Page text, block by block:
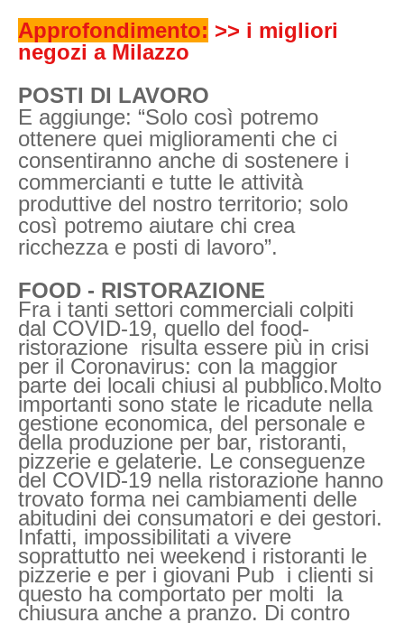
Approfondimento: >> i migliori
negozi a Milazzo
POSTI DI LAVORO
E aggiunge: “Solo così potremo
ottenere quei miglioramenti che ci
consentiranno anche di sostenere i
commercianti e tutte le attività
produttive del nostro territorio; solo
così potremo aiutare chi crea
ricchezza e posti di lavoro”.
FOOD - RISTORAZIONE
Fra i tanti settori commerciali colpiti
dal COVID-19, quello del food-
ristorazione risulta essere più in crisi
per il Coronavirus: con la maggior
parte dei locali chiusi al pubblico.Molto
importanti sono state le ricadute nella
gestione economica, del personale e
della produzione per bar, ristoranti,
pizzerie e gelaterie. Le conseguenze
del COVID-19 nella ristorazione hanno
trovato forma nei cambiamenti delle
abitudini dei consumatori e dei gestori.
Infatti, impossibilitati a vivere
soprattutto nei weekend i ristoranti le
pizzerie e per i giovani Pub i clienti si
questo ha comportato per molti la
chiusura anche a pranzo. Di contro